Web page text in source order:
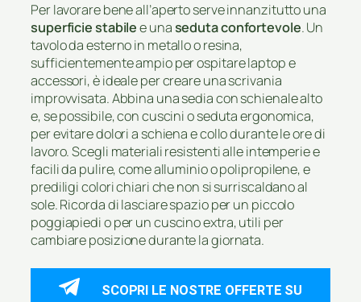
Per lavorare bene all’aperto serve innanzitutto una
superficie stabilee unaseduta confortevole. Un
tavolo da esterno in metallo o resina,
sufficientemente ampio per ospitare laptop e
accessori, è ideale per creare una scrivania
improvvisata. Abbina una sedia con schienale alto
e, se possibile, con cuscini o seduta ergonomica,
per evitare dolori a schiena e collo durante le ore di
lavoro. Scegli materiali resistenti alle intemperie e
facili da pulire, come alluminio o polipropilene, e
prediligi colori chiari che non si surriscaldano al
sole. Ricorda di lasciare spazio per un piccolo
poggiapiedi o per un cuscino extra, utili per
cambiare posizione durante la giornata.
SCOPRI LE NOSTRE OFFERTE SU